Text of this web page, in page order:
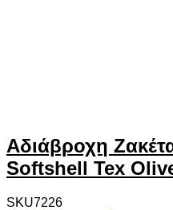
Αδιάβροχη
Softshell Tex
SKU7226